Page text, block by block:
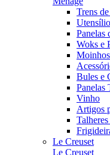
Trens
Panelas
Woks e
Bules e
Panelas
Vinho
Artigos
Le Creuset
Le Creuset